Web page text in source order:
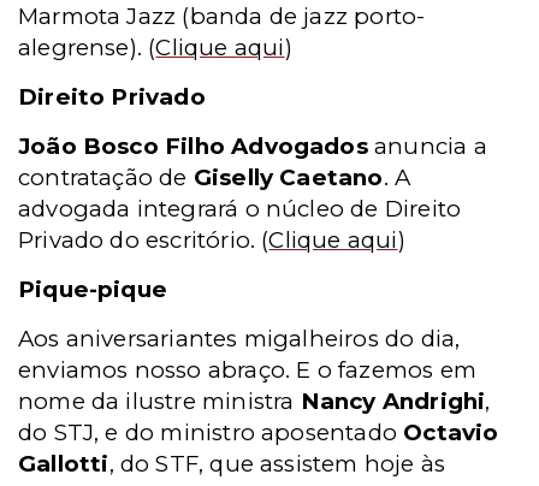
Marmota Jazz (banda de jazz porto-
alegrense). (Clique aqui)
Direito Privado
João Bosco Filho Advogadosanuncia a
contratação de Giselly Caetano. A
advogada integrará o núcleo de Direito
Privado do escritório. (Clique aqui)
Pique-pique
Aos aniversariantes migalheiros do dia,
enviamos nosso abraço. E o fazemos em
nome da ilustre ministra Nancy Andrighi,
do STJ, e do ministro aposentado Octavio
Gallotti, do STF, que assistem hoje às